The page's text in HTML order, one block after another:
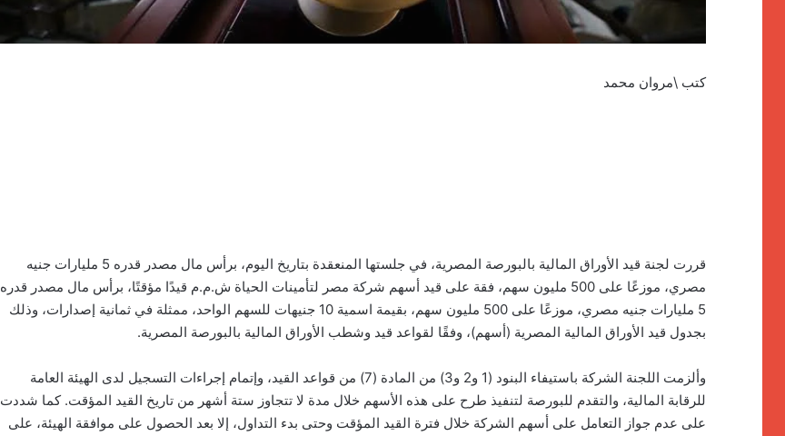
كتب \مروان محمد
قررت لجنة قيد الأوراق المالية بالبورصة المصرية، في جلستها المنعقدة بتاريخ اليوم، برأس مال مصدر قدره 5 مليارات جنيه
مصري، موزعًا على 500 مليون سهم، فقة على قيد أسهم شركة مصر لتأمينات الحياة ش.م.م قيدًا مؤقتًا، برأس مال مصدر قدره
5 مليارات جنيه مصري، موزعًا على 500 مليون سهم، بقيمة اسمية 10 جنيهات للسهم الواحد، ممثلة في ثمانية إصدارات، وذلك
بجدول قيد الأوراق المالية المصرية (أسهم)، وفقًا لقواعد قيد وشطب الأوراق المالية بالبورصة المصرية.
وألزمت اللجنة الشركة باستيفاء البنود (1 و2 و3) من المادة (7) من قواعد القيد، وإتمام إجراءات التسجيل لدى الهيئة العامة
للرقابة المالية، والتقدم للبورصة لتنفيذ طرح على هذه الأسهم خلال مدة لا تتجاوز ستة أشهر من تاريخ القيد المؤقت. كما شددت
على عدم جواز التعامل على أسهم الشركة خلال فترة القيد المؤقت وحتى بدء التداول، إلا بعد الحصول على موافقة الهيئة، على